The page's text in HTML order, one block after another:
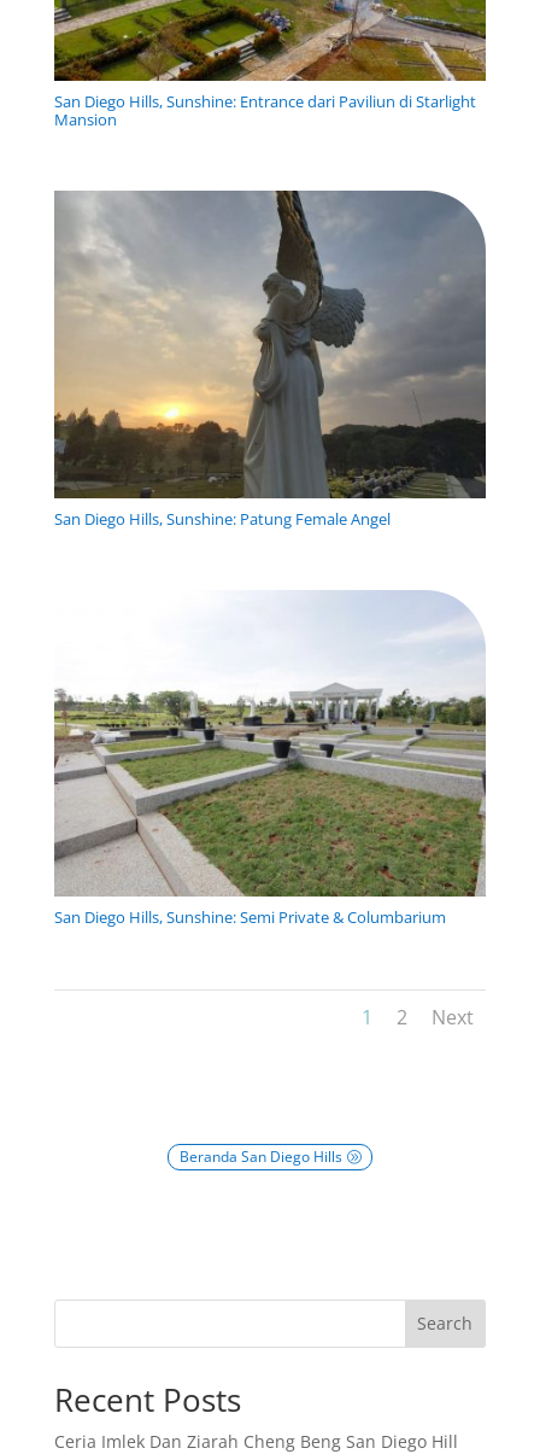
San Diego Hills, Sunshine: Entrance dari Paviliun di Starlight
Mansion
San Diego Hills, Sunshine: Patung Female Angel
San Diego Hills, Sunshine: Semi Private & Columbarium
1 2 Next
Beranda San Diego Hills
Search
Recent Posts
Ceria Imlek Dan Ziarah Cheng Beng San Diego Hill